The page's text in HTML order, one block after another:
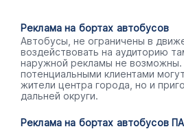
Реклама на бортах автобусов
Автобусы, не ограничены в
воздействовать на аудиторию
наружной рекламы не
потенциальными клиентами
жители центра города, но и
дальней округи.
Реклама на бортах автобусов